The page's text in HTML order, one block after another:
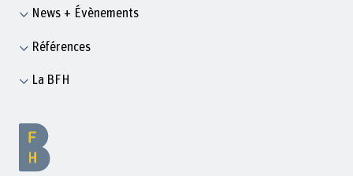
News + Évènements
Références
La BFH